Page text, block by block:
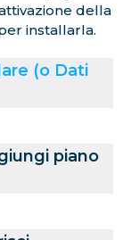
della
installarla.
(o Dati
piano